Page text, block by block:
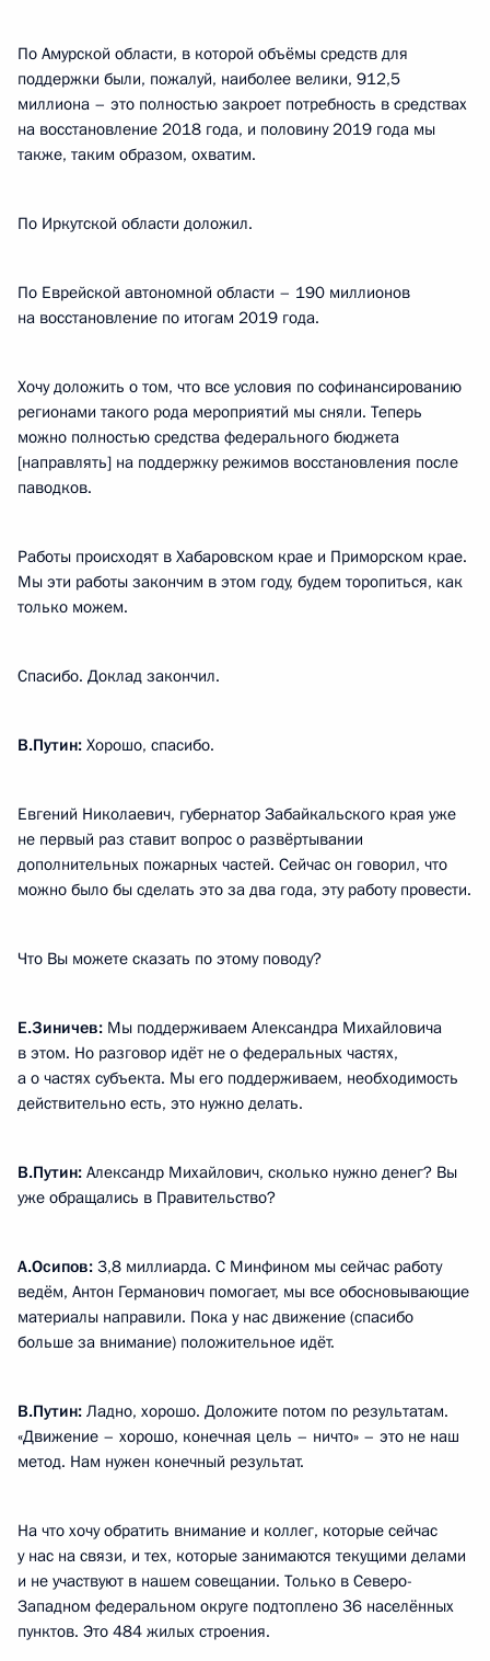
По Амурской области, в которой объёмы средств для
поддержки были, пожалуй, наиболее велики, 912,5
миллиона – это полностью закроет потребность в средствах
на восстановление 2018 года, и половину 2019 года мы
также, таким образом, охватим.
По Иркутской области доложил.
По Еврейской автономной области – 190 миллионов
на восстановление по итогам 2019 года.
Хочу доложить о том, что все условия по софинансированию
регионами такого рода мероприятий мы сняли. Теперь
можно полностью средства федерального бюджета
[направлять] на поддержку режимов восстановления после
паводков.
Работы происходят в Хабаровском крае и Приморском крае.
Мы эти работы закончим в этом году, будем торопиться, как
только можем.
Спасибо. Доклад закончил.
В.Путин: Хорошо, спасибо.
Евгений Николаевич, губернатор Забайкальского края уже
не первый раз ставит вопрос о развёртывании
дополнительных пожарных частей. Сейчас он говорил, что
можно было бы сделать это за два года, эту работу провести.
Что Вы можете сказать по этому поводу?
Е.Зиничев: Мы поддерживаем Александра Михайловича
в этом. Но разговор идёт не о федеральных частях,
а о частях субъекта. Мы его поддерживаем, необходимость
действительно есть, это нужно делать.
В.Путин: Александр Михайлович, сколько нужно денег? Вы
уже обращались в Правительство?
А.Осипов: 3,8 миллиарда. С Минфином мы сейчас работу
ведём, Антон Германович помогает, мы все обосновывающие
материалы направили. Пока у нас движение (спасибо
больше за внимание) положительное идёт.
В.Путин: Ладно, хорошо. Доложите потом по результатам.
«Движение – хорошо, конечная цель – ничто» – это не наш
метод. Нам нужен конечный результат.
На что хочу обратить внимание и коллег, которые сейчас
у нас на связи, и тех, которые занимаются текущими делами
и не участвуют в нашем совещании. Только в Северо-
Западном федеральном округе подтоплено 36 населённых
пунктов. Это 484 жилых строения.